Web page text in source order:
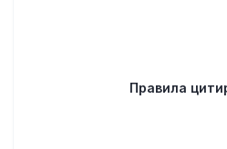
Правила